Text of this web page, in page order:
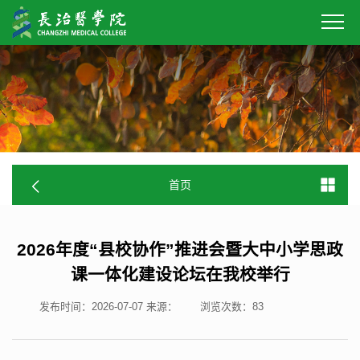
首页
2026年度“县校协作”推进会暨大中小学思政
课一体化建设论坛在我校举行
发布时间：2026-07-07 来源： 浏览次数： 83